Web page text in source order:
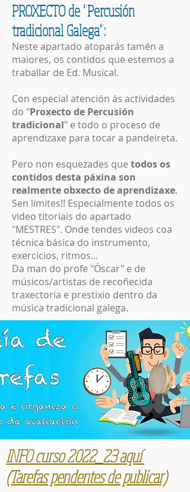
PROXECTO de "Percusión
tradicional Galega":
Neste apartado atoparás tamén a
maiores, os contidos que estemos a
traballar de Ed. Musical.
Con especial atención ás actividades
do "Proxecto de Percusión
tradicional" e todo o proceso de
aprendizaxe para tocar a pandeireta.
Pero non esquezades que todos os
contidos desta páxina son
realmente obxecto de aprendizaxe.
Sen límites!! Especialmente todos os
video titoriais do apartado
"MESTRES". Onde tendes videos coa
técnica básica do instrumento,
exercicios, ritmos...
Da man do profe "Óscar" e de
músicos/artistas de recoñecida
traxectoria e prestixio dentro da
música tradicional galega.
INFO curso 2022_23 aquí
(Tarefas pendentes de publicar)